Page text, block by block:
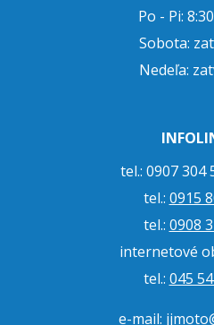
Po - Pi:
Sobota:
Nedeľa:
tel.: 0907
tel.: 0915
tel.: 0908
internetové
tel.: 045
e-mail: